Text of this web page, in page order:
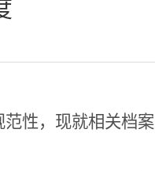
性，现就相关档案